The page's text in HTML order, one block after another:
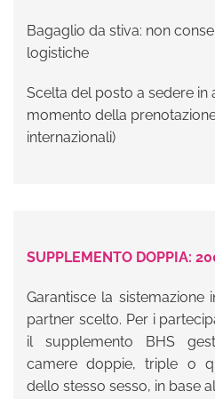
Bagaglio da stiva: non
logistiche
Scelta del posto a sedere in
momento della
internazionali)
SUPPLEMENTO DOPPIA:
Garantisce la
partner scelto. Per i
il supplemento BHS
camere doppie, triple o
dello stesso sesso, in base